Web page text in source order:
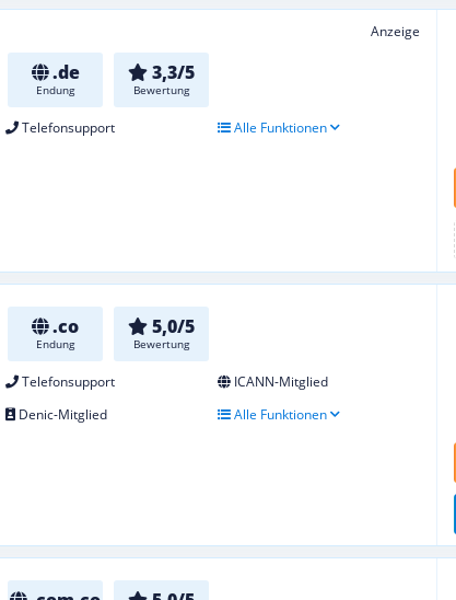
Anzeige
.de
Endung
3,3/5
Bewertung
Telefonsupport Alle Funktionen
.co
Endung
5,0/5
Bewertung
Telefonsupport
ICANN-Mitglied
Denic-Mitglied
Alle Funktionen